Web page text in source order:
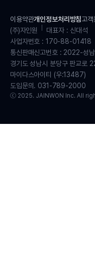
이용약관개인정보처리방침고객
(주)자인원
대표자 : 신대석
사업자번호 : 170-88-01418
통신판매신고번호 : 2022-성
경기도 성남시 분당구 판교로
마이다스아이티 (우:13487)
도입문의. 031-789-2000
ⓒ 2025. JAINWON Inc. All